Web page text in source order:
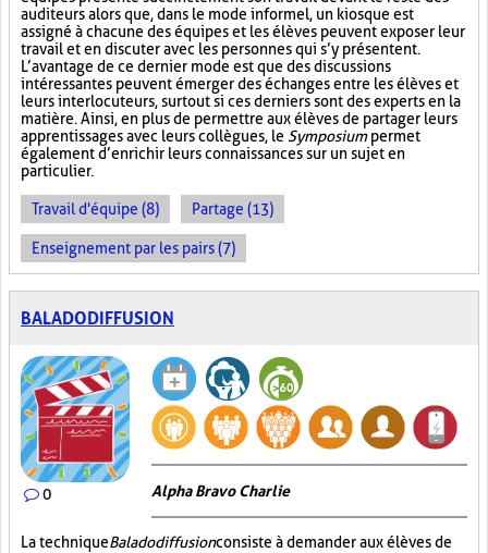
auditeurs alors que, dans le mode informel, un kiosque est
assigné à chacune des équipes et les élèves peuvent exposer leur
travail et en discuter avec les personnes qui s’y présentent.
L’avantage de ce dernier mode est que des discussions
intéressantes peuvent émerger des échanges entre les élèves et
leurs interlocuteurs, surtout si ces derniers sont des experts en la
matière. Ainsi, en plus de permettre aux élèves de partager leurs
apprentissages avec leurs collègues, le Symposiumpermet
également d’enrichir leurs connaissances sur un sujet en
particulier.
Travail d'équipe (8) Partage (13)
Enseignement par les pairs (7)
BALADODIFFUSION
0 Alpha Bravo Charlie
La techniqueBaladodiffusionconsiste à demander aux élèves de